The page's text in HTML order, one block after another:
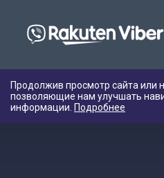
Продолжив просмотр сайта или
позволяющие нам улучшать
информации. Подробнее